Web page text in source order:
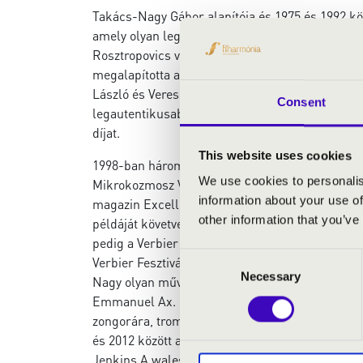
Consent
This website uses cookies
We use cookies to
information about your use
other information that
Consent
Necessary
Takács-Nagy Gábor alapítója és 1975 és 1992
amely olyan legendás művészekkel lépett fel,
Rosztropovics vagy Paul Tortelier, és
megalapította a Takács Zongoratriót, amellyel
László és Veress Sándor műveit. Takács-
legautentikusabb mai előadójaként tartják
díjat.
1998-ban három honfitársával – Tuska
Mikrokozmosz Vonósnégyest, amellyel 2008-
magazin Excellencia-díjjal jutalmazta. 1982
példáját követve, vezényelni kezdett. 2006-ban
pedig a Verbier Fesztivál Kamarazenekarának
Verbier Fesztiválon, az év során pedig számos
Nagy olyan művészekkel muzsikált együtt,
Emmanuel Ax. 2001 júniusában jelent meg
zongorára, trombitára és vonósokra írt
és 2012 között a MÁV Szimfonikus Zenekarnak
Jenkins A walesi bárdok c. oratóriumáról.